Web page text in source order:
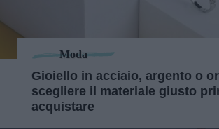
Moda
Gioiello in acciaio, argento o
scegliere il materiale giusto
acquistare